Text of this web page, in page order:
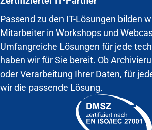
Passend zu den IT-Lösungen bilden
Mitarbeiter in Workshops und
Umfangreiche Lösungen für jede
haben wir für Sie bereit. Ob
oder Verarbeitung Ihrer Daten, für
wir die passende Lösung.